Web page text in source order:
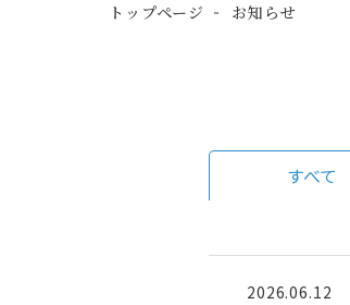
トップページ お知らせ
すべて
2026.06.12